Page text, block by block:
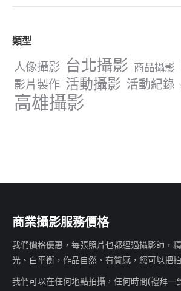
opens
new
opensopens
window
類型
人像攝影 台北攝影 商品攝影
影片製作 活動攝影 活動紀錄
高雄攝影
商業攝影服務價格
我們價格優惠，每張照片也都經過攝影師，
光、白平衡，作品自然、有質感，您可以把
我們可以在任何地點拍攝，任何時間(禮拜一